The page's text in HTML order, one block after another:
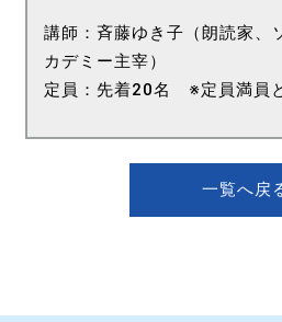
講師：斉藤ゆき子（朗読家、
カデミー主宰）
定員：先着20名 ※定員満員と
一覧へ戻